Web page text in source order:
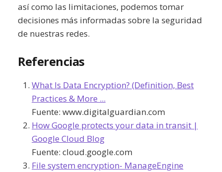
así como las limitaciones, podemos tomar
decisiones más informadas sobre la seguridad
de nuestras redes.
Referencias
What Is Data Encryption? (Definition, Best
Practices & More ...
Fuente: www.digitalguardian.com
How Google protects your data in transit |
Google Cloud Blog
Fuente: cloud.google.com
File system encryption- ManageEngine